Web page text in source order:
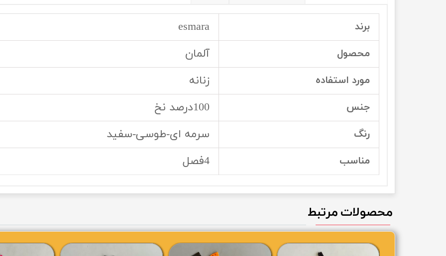
برند esmara
محصول آلمان
مورد استفاده زنانه
جنس 100درصد نخ
رنگ سرمه ای-طوسی-سفید
مناسب 4فصل
محصولات مرتبط